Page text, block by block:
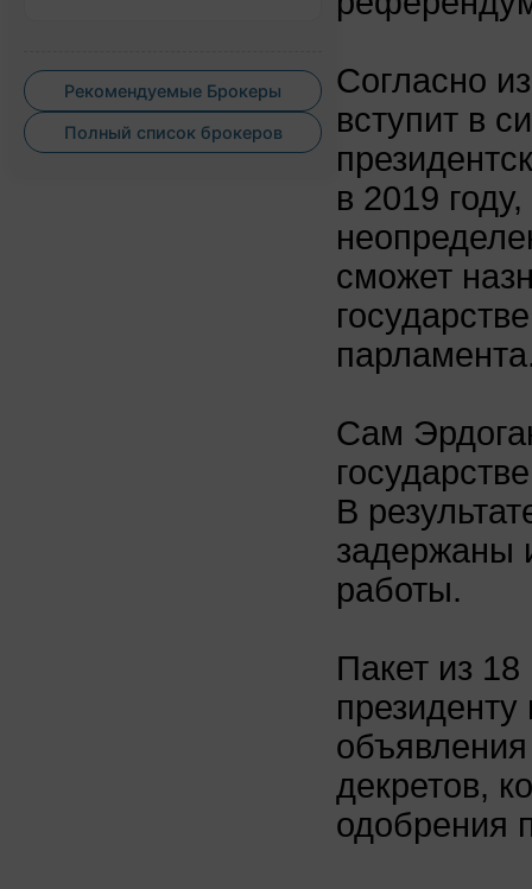
Рекомендуемые Брокеры
Полный список брокеров
Согласно
вступит в
в 2019
сможет
Сам
В
задержаны
работы.
Пакет из 18
декретов,
одобрения